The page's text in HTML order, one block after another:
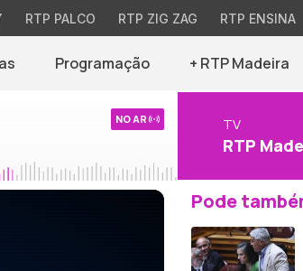
RTP PALCO RTP ZIG ZAG RTP ENSINA
Programação + RTP Madeira
NO AR TV
RTP
Pode